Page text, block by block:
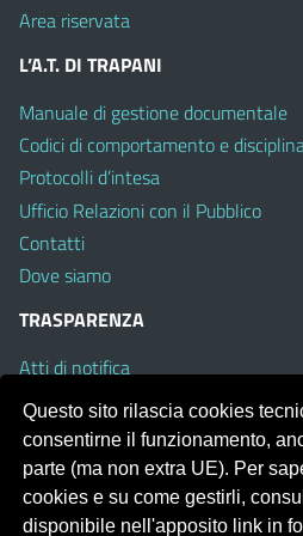
Area riservata
L’A.T. DI TRAPANI
Manuale di gestione documentale
Codici di comportamento e
Protocolli d’intesa
Ufficio Relazioni con il Pubblico
Contatti
Dove siamo
TRASPARENZA
Atti di notifica
Albo on line
Amministrazione Trasparente
Obiettivi di Accessibilità
Questo sito rilascia cookies
consentirne il funzionamento,
parte (ma non extra UE). Per
cookies e su come gestirli,
disponibile nell'apposito link in